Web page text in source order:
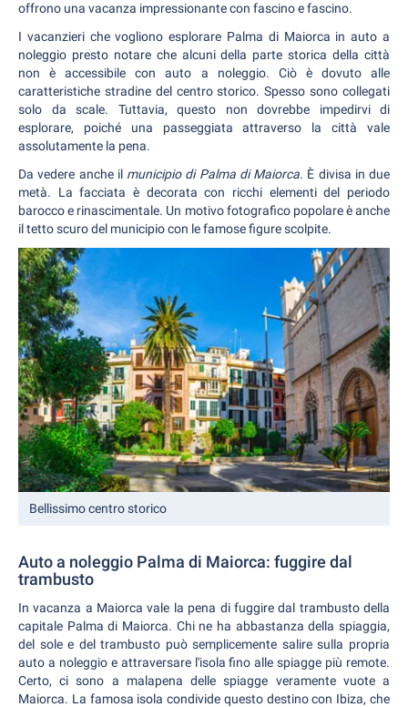
offrono una vacanza impressionante con fascino e fascino.
I vacanzieri che vogliono esplorare Palma di Maiorca in auto a
noleggio presto notare che alcuni della parte storica della città
non è accessibile con auto a noleggio. Ciò è dovuto alle
caratteristiche stradine del centro storico. Spesso sono collegati
solo da scale. Tuttavia, questo non dovrebbe impedirvi di
esplorare, poiché una passeggiata attraverso la città vale
assolutamente la pena.
Da vedere anche il municipio di Palma di Maiorca. È divisa in due
metà. La facciata è decorata con ricchi elementi del periodo
barocco e rinascimentale. Un motivo fotografico popolare è anche
il tetto scuro del municipio con le famose figure scolpite.
Bellissimo centro storico
Auto a noleggio Palma di Maiorca: fuggire dal
trambusto
In vacanza a Maiorca vale la pena di fuggire dal trambusto della
capitale Palma di Maiorca. Chi ne ha abbastanza della spiaggia,
del sole e del trambusto può semplicemente salire sulla propria
auto a noleggio e attraversare l'isola fino alle spiagge più remote.
Certo, ci sono a malapena delle spiagge veramente vuote a
Maiorca. La famosa isola condivide questo destino con Ibiza, che